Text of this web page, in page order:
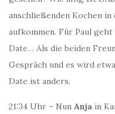
anschließenden Kochen
aufkommen. Für Paul
Date… Als die beiden
Gespräch und es wird
Date ist anders.
21:34 Uhr – Nun Anja in